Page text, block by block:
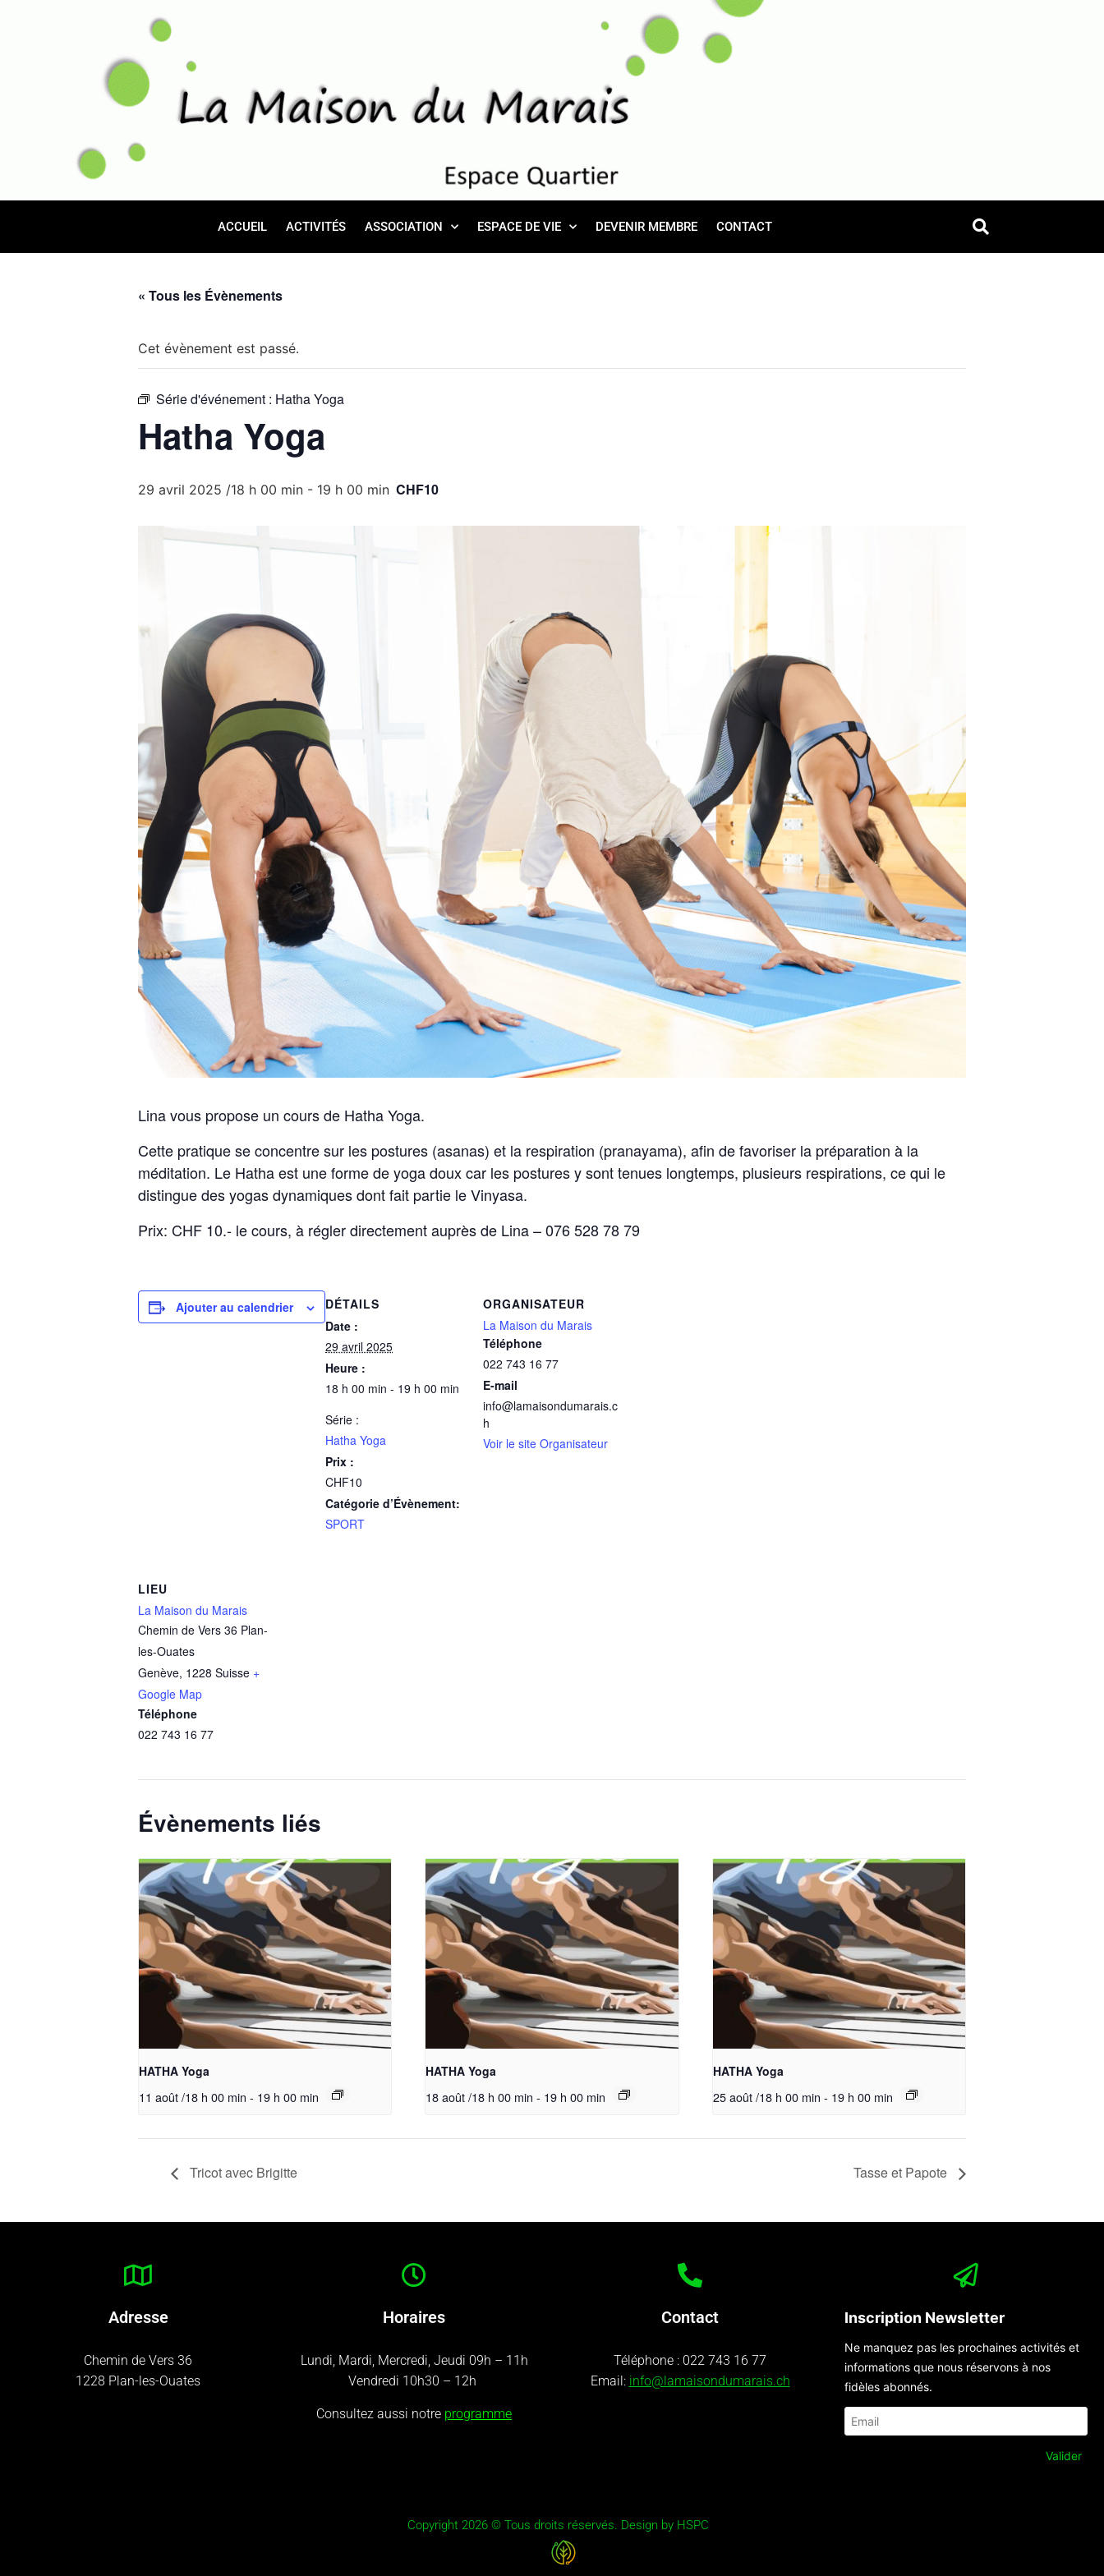
ACCUEIL ACTIVITÉS ASSOCIATION ESPACE DE VIE DEVENIR MEMBRE CONTACT
« Tous les Évènements
Cet évènement est passé.
Série d'événement : Hatha Yoga
Hatha Yoga
29 avril 2025 /18 h 00 min - 19 h 00 min CHF10
Lina vous propose un cours de Hatha Yoga.
Cette pratique se concentre sur les postures (asanas) et la respiration (pranayama), afin de favoriser la préparation à la
méditation. Le Hatha est une forme de yoga doux car les postures y sont tenues longtemps, plusieurs respirations, ce qui le
distingue des yogas dynamiques dont fait partie le Vinyasa.
Prix: CHF 10.- le cours, à régler directement auprès de Lina – 076 528 78 79
Ajouter au calendrier
DÉTAILS
Date :
29 avril 2025
Heure :
18 h 00 min - 19 h 00 min
Série :
Hatha Yoga
Prix :
CHF10
Catégorie d’Évènement:
SPORT
ORGANISATEUR
La Maison du Marais
Téléphone
022 743 16 77
E-mail
info@lamaisondumarais.c
h
Voir le site Organisateur
LIEU
La Maison du Marais
Chemin de Vers 36 Plan-
les-Ouates
Genève, 1228 Suisse +
Google Map
Téléphone
022 743 16 77
Évènements liés
HATHA Yoga
11 août /18 h 00 min - 19 h 00 min
HATHA Yoga
18 août /18 h 00 min - 19 h 00 min
HATHA Yoga
25 août /18 h 00 min - 19 h 00 min
Tricot avec Brigitte Tasse et Papote
Adresse
Chemin de Vers 36
1228 Plan-les-Ouates
Horaires
Lundi, Mardi, Mercredi, Jeudi 09h – 11h
Vendredi 10h30 – 12h
Consultez aussi notre programme
Contact
Téléphone : 022 743 16 77
Email: info@lamaisondumarais.ch
Inscription Newsletter
Ne manquez pas les prochaines activités et
informations que nous réservons à nos
fidèles abonnés.
Copyright 2026 © Tous droits réservés. Design by HSPC